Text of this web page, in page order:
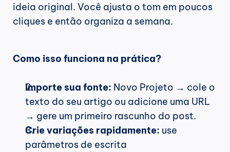
ideia original. Você ajusta o tom em poucos
cliques e então organiza a semana.
Como isso funciona na prática?
Importe sua fonte: Novo Projeto → cole o
texto do seu artigo ou adicione uma URL
→ gere um primeiro rascunho do post.
Crie variações rapidamente: use
parâmetros de escrita